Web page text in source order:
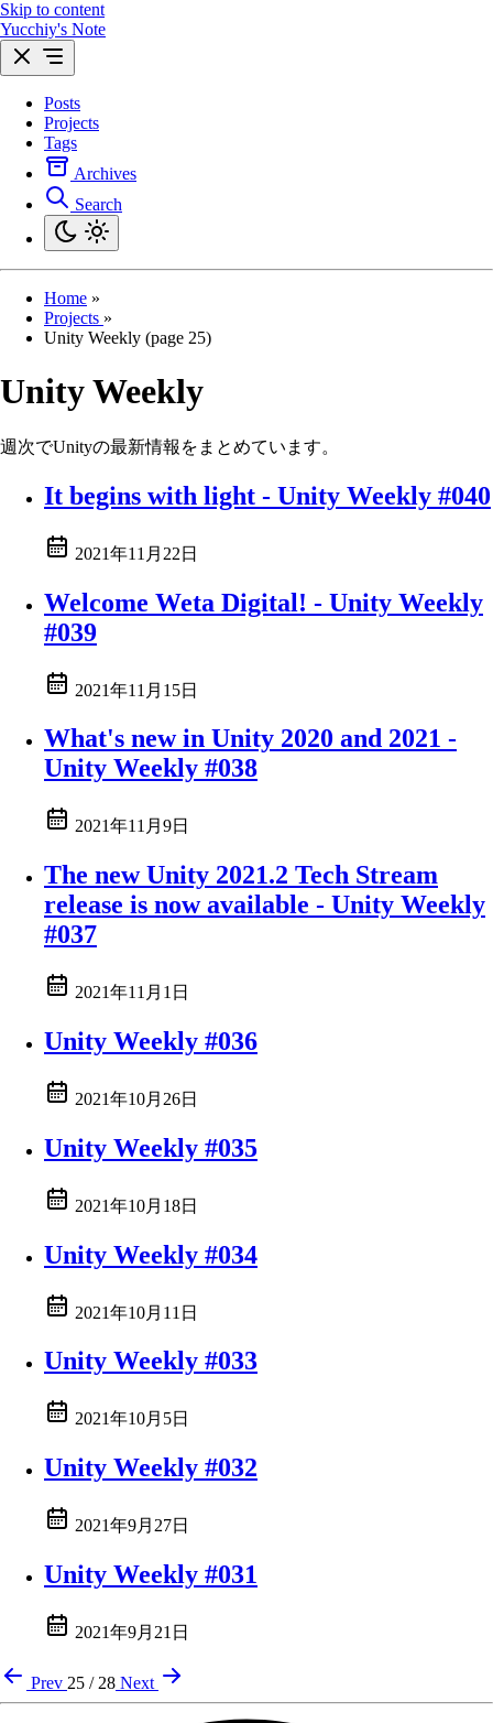
Skip to content
Yucchiy's Note
Posts
Projects
Tags
Archives
Search
Home »
Projects »
Unity Weekly (page 25)
Unity Weekly
週次でUnityの最新情報をまとめています。
It begins with light - Unity Weekly #040
2021年11月22日
Welcome Weta Digital! - Unity Weekly
#039
2021年11月15日
What's new in Unity 2020 and 2021 -
Unity Weekly #038
2021年11月9日
The new Unity 2021.2 Tech Stream
release is now available - Unity Weekly
#037
2021年11月1日
Unity Weekly #036
2021年10月26日
Unity Weekly #035
2021年10月18日
Unity Weekly #034
2021年10月11日
Unity Weekly #033
2021年10月5日
Unity Weekly #032
2021年9月27日
Unity Weekly #031
2021年9月21日
Prev 25 / 28 Next